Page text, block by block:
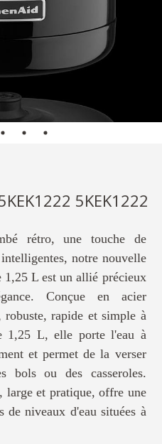
5KEK1222
rétro, une touche de
notre nouvelle
L est un allié précieux
Conçue en acier
rapide et simple à
1,25 L, elle porte l'eau à
et permet de la verser
bols ou des casseroles.
large et pratique, offre une
niveaux d'eau situées à